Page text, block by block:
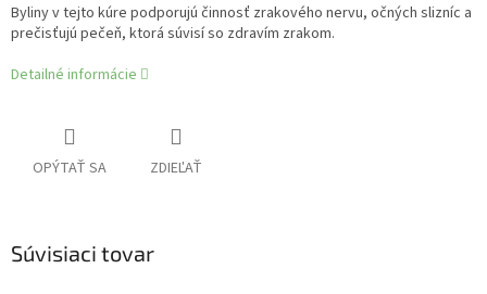
Byliny v tejto kúre podporujú činnosť zrakového nervu, očných slizníc a
prečisťujú pečeň, ktorá súvisí so zdravím zrakom.
Detailné informácie
OPÝTAŤ SA ZDIEĽAŤ
Súvisiaci tovar